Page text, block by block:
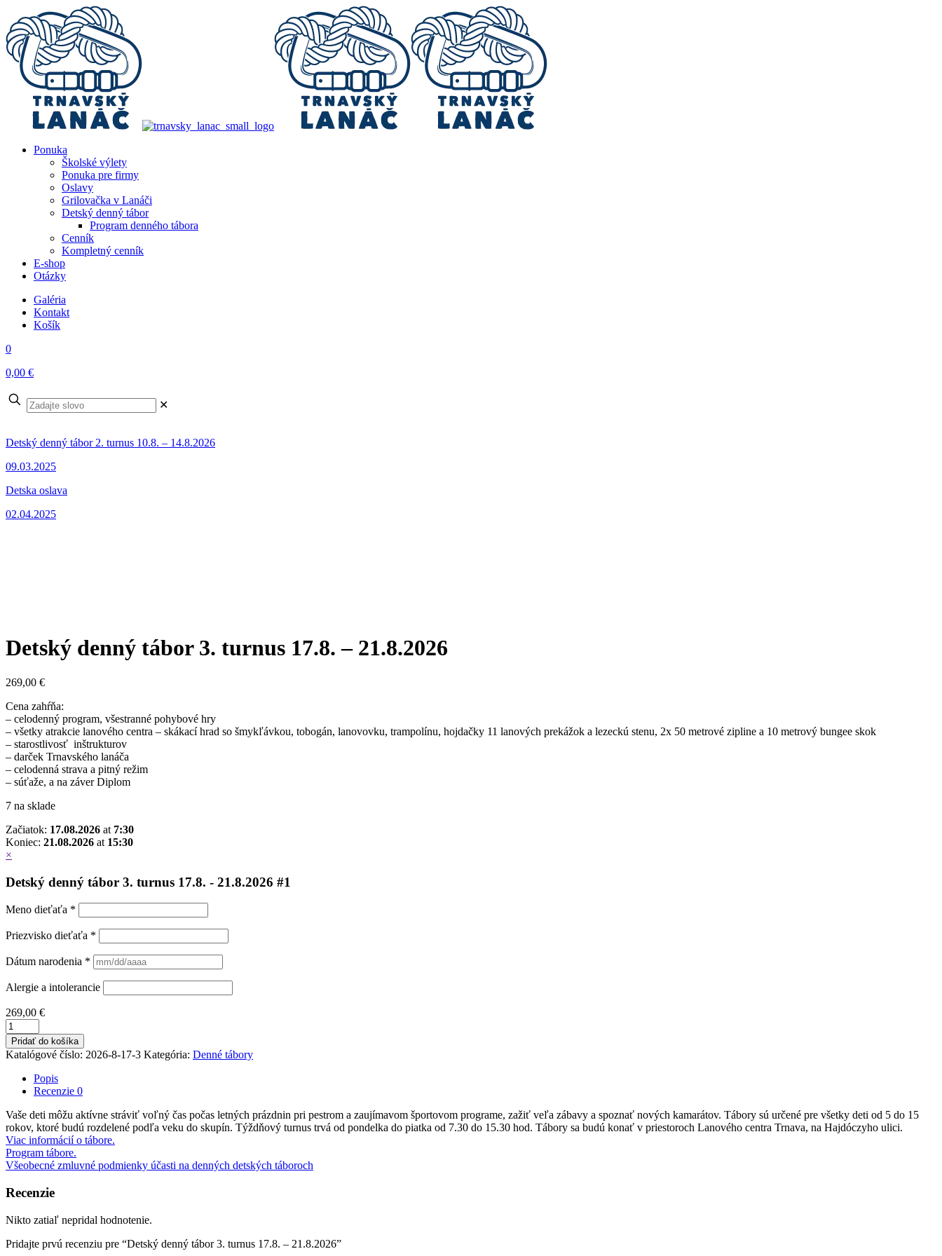
Ponuka
Školské výlety
Ponuka pre firmy
Oslavy
Grilovačka v Lanáči
Detský denný tábor
Program denného tábora
Cenník
Kompletný cenník
E-shop
Otázky
Galéria
Kontakt
Košík
0
0,00 €
✕
Detský denný tábor 2. turnus 10.8. – 14.8.2026
09.03.2025
Detska oslava
02.04.2025
Detský denný tábor 3. turnus 17.8. – 21.8.2026
269,00 €
Cena zahŕňa:
– celodenný program, všestranné pohybové hry
– všetky atrakcie lanového centra – skákací hrad so šmykľávkou, tobogán, lanovovku, trampolínu, hojdačky 11 lanových prekážok a lezeckú stenu, 2x 50 metrové zipline a 10 metrový bungee skok
– starostlivosť inštrukturov
– darček Trnavského lanáča
– celodenná strava a pitný režim
– súťaže, a na záver Diplom
7 na sklade
Začiatok: 17.08.2026 at 7:30
Koniec: 21.08.2026 at 15:30
×
Detský denný tábor 3. turnus 17.8. - 21.8.2026 #1
Meno dieťaťa *
Priezvisko dieťaťa *
Dátum narodenia *
Alergie a intolerancie
269,00 €
množstvo
Detský
denný
tábor
turnus
-
21.8.2026
Pridať do košíka
Katalógové číslo: 2026-8-17-3 Kategória: Denné tábory
Popis
Recenzie 0
Vaše deti môžu aktívne stráviť voľný čas počas letných prázdnin pri pestrom a zaujímavom športovom programe, zažiť veľa zábavy a spoznať nových kamarátov. Tábory sú určené pre všetky deti od 5 do 15
rokov, ktoré budú rozdelené podľa veku do skupín. Týždňový turnus trvá od pondelka do piatka od 7.30 do 15.30 hod. Tábory sa budú konať v priestoroch Lanového centra Trnava, na Hajdóczyho ulici.
Viac informácií o tábore.
Program tábore.
Všeobecné zmluvné podmienky účasti na denných detských táboroch
Recenzie
Nikto zatiaľ nepridal hodnotenie.
Pridajte prvú recenziu pre “Detský denný tábor 3. turnus 17.8. – 21.8.2026”